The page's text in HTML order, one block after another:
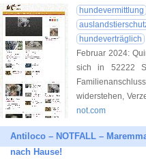
hundevermittlung
hundeverträglich
Februar 2024:
sich in 52222
widerstehen,
not.com
Antiloco – NOTFALL –
nach Hause!